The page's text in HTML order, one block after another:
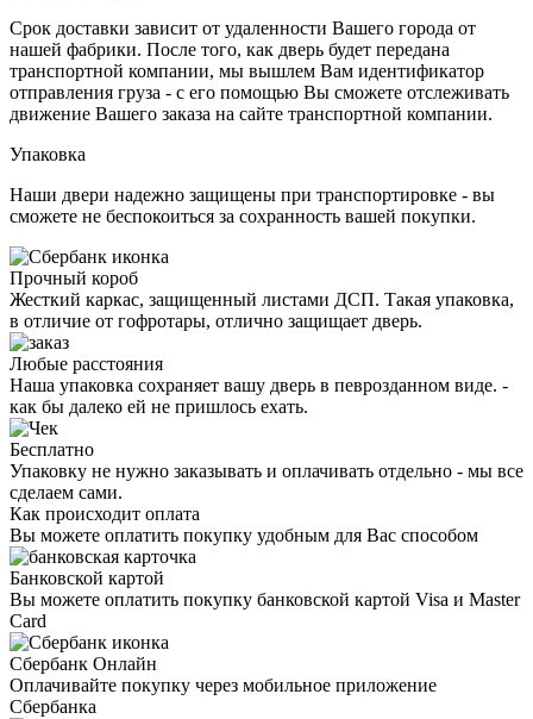
Срок доставки зависит от удаленности Вашего города от
нашей фабрики. После того, как дверь будет передана
транспортной компании, мы вышлем Вам идентификатор
отправления груза - с его помощью Вы сможете отслеживать
движение Вашего заказа на сайте транспортной компании.
Упаковка
Наши двери надежно защищены при транспортировке - вы
сможете не беспокоиться за сохранность вашей покупки.
Прочный короб
Жесткий каркас, защищенный листами ДСП. Такая упаковка,
в отличие от гофротары, отлично защищает дверь.
Любые расстояния
Наша упаковка сохраняет вашу дверь в певрозданном виде. -
как бы далеко ей не пришлось ехать.
Бесплатно
Упаковку не нужно заказывать и оплачивать отдельно - мы все
сделаем сами.
Как происходит оплата
Вы можете оплатить покупку удобным для Вас способом
Банковской картой
Вы можете оплатить покупку банковской картой Visa и Master
Card
Сбербанк Онлайн
Оплачивайте покупку через мобильное приложение
Сбербанка